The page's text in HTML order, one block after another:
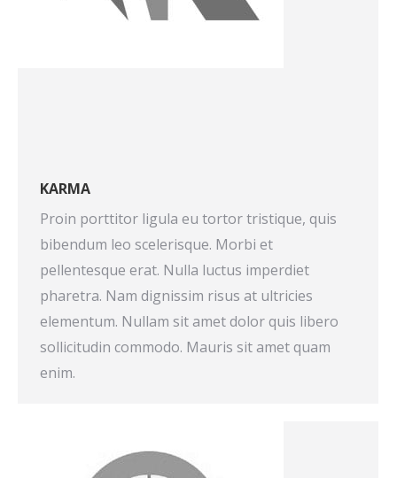
KARMA
Proin porttitor ligula eu tortor tristique, quis
bibendum leo scelerisque. Morbi et
pellentesque erat. Nulla luctus imperdiet
pharetra. Nam dignissim risus at ultricies
elementum. Nullam sit amet dolor quis libero
sollicitudin commodo. Mauris sit amet quam
enim.